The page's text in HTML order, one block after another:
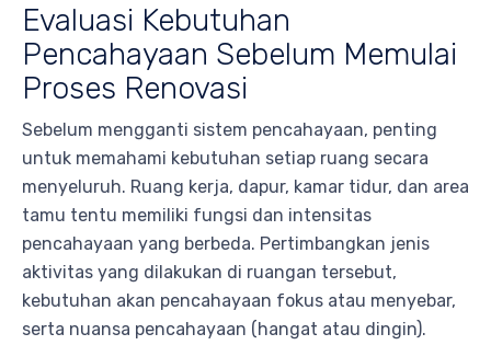
Evaluasi Kebutuhan
Pencahayaan Sebelum Memulai
Proses Renovasi
Sebelum mengganti sistem pencahayaan, penting
untuk memahami kebutuhan setiap ruang secara
menyeluruh. Ruang kerja, dapur, kamar tidur, dan area
tamu tentu memiliki fungsi dan intensitas
pencahayaan yang berbeda. Pertimbangkan jenis
aktivitas yang dilakukan di ruangan tersebut,
kebutuhan akan pencahayaan fokus atau menyebar,
serta nuansa pencahayaan (hangat atau dingin).